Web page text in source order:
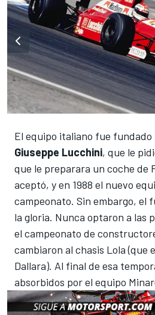
El equipo italiano fue
Giuseppe Lucchini, que le
que le preparara un coche de
aceptó, y en 1988 el nuevo
campeonato. Sin embargo, el
la gloria. Nunca optaron a las
el campeonato de
cambiaron al chasis Lola (que
Dallara). Al final de esa
absorbidos por el equipo